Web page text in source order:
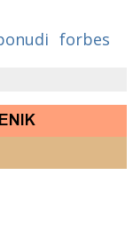
forbes